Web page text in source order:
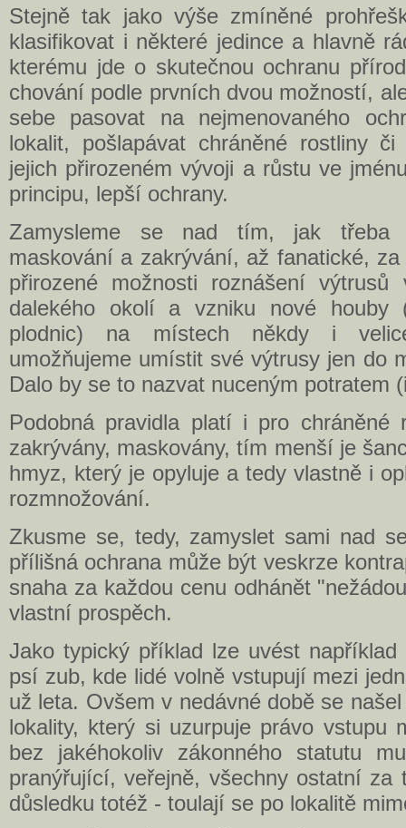
Stejně tak jako výše zmíněné
klasifikovat i některé jedince a hlavně
kterému jde o skutečnou ochranu
chování podle prvních dvou možností,
sebe pasovat na nejmenovaného
lokalit, pošlapávat chráněné rostliny
jejich přirozeném vývoji a růstu ve
principu, lepší ochrany.
Zamysleme se nad tím, jak třeba
maskování a zakrývání, až fanatické,
přirozené možnosti roznášení
dalekého okolí a vzniku nové houby
plodnic) na místech někdy i
umožňujeme umístit své výtrusy jen do
Dalo by se to nazvat nuceným potratem
Podobná pravidla platí i pro chráněné
zakrývány, maskovány, tím menší je
hmyz, který je opyluje a tedy vlastně i
rozmnožování.
Zkusme se, tedy, zamyslet sami nad
přílišná ochrana může být veskrze
snaha za každou cenu odhánět
vlastní prospěch.
Jako typický příklad lze uvést
psí zub, kde lidé volně vstupují mezi
už leta. Ovšem v nedávné době se
lokality, který si uzurpuje právo vstupu
bez jakéhokoliv zákonného statutu
pranýřující, veřejně, všechny ostatní
důsledku totéž - toulají se po lokalitě